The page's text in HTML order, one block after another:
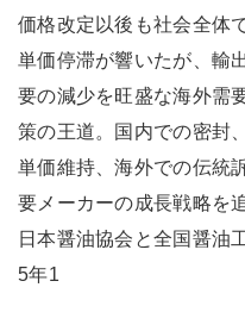
価格改定以後も社会全体
単価停滞が響いたが、輸
要の減少を旺盛な海外需
策の王道。国内での密封
単価維持、海外での伝統
要メーカーの成長戦略を
日本醤油協会と全国醤油
5年1